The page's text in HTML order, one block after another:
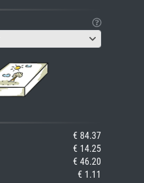
€ 84.37
€ 14.25
€ 46.20
€ 1.11